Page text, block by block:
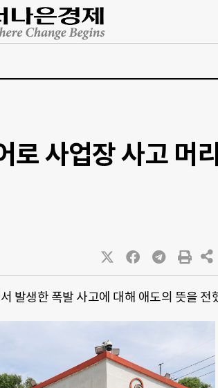
로 사업장 사고 머
발생한 폭발 사고에 대해 애도의 뜻을 전